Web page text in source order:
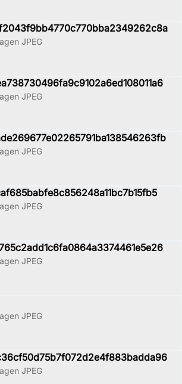
JPEG
JPEG
JPEG
JPEG
JPEG
JPEG
JPEG